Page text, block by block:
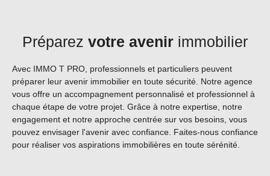
Préparez votre avenir immobilier
Avec IMMO T PRO, professionnels et particuliers peuvent
préparer leur avenir immobilier en toute sécurité. Notre agence
vous offre un accompagnement personnalisé et professionnel à
chaque étape de votre projet. Grâce à notre expertise, notre
engagement et notre approche centrée sur vos besoins, vous
pouvez envisager l'avenir avec confiance. Faites-nous confiance
pour réaliser vos aspirations immobilières en toute sérénité.